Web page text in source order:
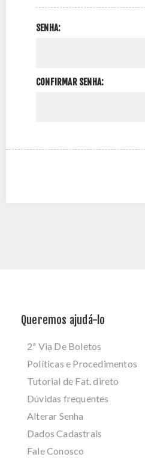
SENHA:
CONFIRMAR SENHA:
Queremos ajudá-lo
2ª Via De Boletos
Políticas e Procedimentos
Tutorial de Fat. direto
Dúvidas frequentes
Alterar Senha
Dados Cadastrais
Fale Conosco